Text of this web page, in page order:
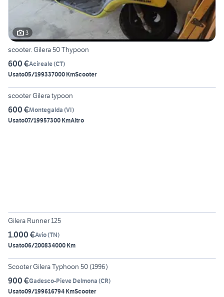
3
scooter. Gilera 50 Thypoon
600 €Acireale(CT)
Usato05/199337000 KmScooter
3
scooter Gilera typoon
600 €Montegalda (VI)
Usato07/19957300 KmAltro
Gilera Runner 125
1.000 €Avio(TN)
Usato06/200834000 Km
4
Scooter Gilera Typhoon 50 (1996)
900 €Gadesco-Pieve Delmona (CR)
Usato09/199616794 KmScooter